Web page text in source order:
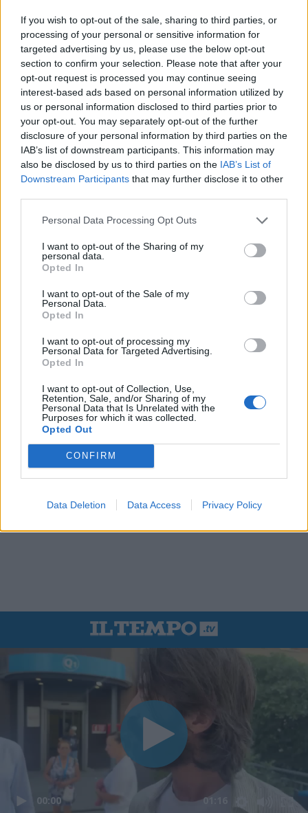
If you wish to opt-out of the sale, sharing to third parties, or
processing of your personal or sensitive information for
targeted advertising by us, please use the below opt-out
section to confirm your selection. Please note that after your
opt-out request is processed you may continue seeing
interest-based ads based on personal information utilized by
us or personal information disclosed to third parties prior to
your opt-out. You may separately opt-out of the further
disclosure of your personal information by third parties on the
IAB’s list of downstream participants. This information may
also be disclosed by us to third parties on the IAB’s List of
Downstream Participants that may further disclose it to other
Personal Data Processing Opt Outs
I want to opt-out of the Sharing of my
personal data.
Opted In
I want to opt-out of the Sale of my
Personal Data.
Opted In
I want to opt-out of processing my
Personal Data for Targeted Advertising.
Opted In
I want to opt-out of Collection, Use,
Retention, Sale, and/or Sharing of my
Personal Data that Is Unrelated with the
Purposes for which it was collected.
Opted Out
CONFIRM
Data Deletion Data Access Privacy Policy
00:00 01:16